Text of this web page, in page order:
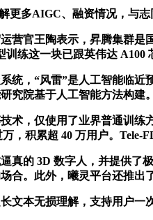
多AIGC、融资情况，与志
官王陶表示，昇腾集群是
训练这一块已跟英伟达
，“风雷”是人工智能临近
究院基于人工智能方法构建。
，仅使用了业界普通训练方
，积累超 40 万用户。Tele-
的 3D 数字人，并提供了极
合。此外，曦灵平台还推出
本无损理解，支持用户一